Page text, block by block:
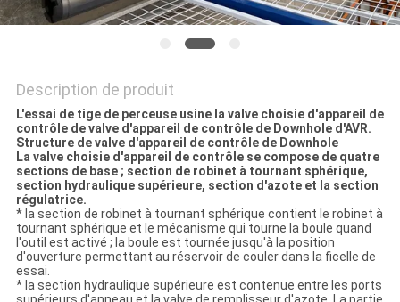
Description de produit
L'essai de tige de perceuse usine la valve choisie d'appareil de
contrôle de valve d'appareil de contrôle de Downhole d'AVR.
Structure de valve d'appareil de contrôle de Downhole
La valve choisie d'appareil de contrôle se compose de quatre
sections de base ; section de robinet à tournant sphérique,
section hydraulique supérieure, section d'azote et la section
régulatrice.
* la section de robinet à tournant sphérique contient le robinet à
tournant sphérique et le mécanisme qui tourne la boule quand
l'outil est activé ; la boule est tournée jusqu'à la position
d'ouverture permettant au réservoir de couler dans la ficelle de
essai.
* la section hydraulique supérieure est contenue entre les ports